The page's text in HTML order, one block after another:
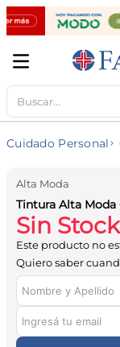
Buscar...
Cuidado Personal
Alta Moda
Tintura Alta Moda
Sin Stock
Este producto no
Quiero saber
TÉRMINOS MÁS
1.
mela b3
2.
cerave limpieza
3.
creatina
4.
loreal
5.
shampoo
6.
proteina
.
ibuprofeno
.
contorno ojos